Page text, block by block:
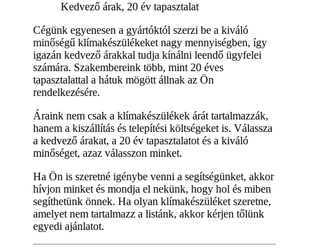
Kedvező árak, 20 év tapasztalat
Cégünk egyenesen a gyártóktól szerzi be a kiváló
minőségű klímakészülékeket nagy mennyiségben, így
igazán kedvező árakkal tudja kínálni leendő ügyfelei
számára. Szakembereink több, mint 20 éves
tapasztalattal a hátuk mögött állnak az Ön
rendelkezésére.
Áraink nem csak a klímakészülékek árát tartalmazzák,
hanem a kiszállítás és telepítési költségeket is. Válassza
a kedvező árakat, a 20 év tapasztalatot és a kiváló
minőséget, azaz válasszon minket.
Ha Ön is szeretné igénybe venni a segítségünket, akkor
hívjon minket és mondja el nekünk, hogy hol és miben
segíthetünk önnek. Ha olyan klímakészüléket szeretne,
amelyet nem tartalmazz a listánk, akkor kérjen tőlünk
egyedi ajánlatot.